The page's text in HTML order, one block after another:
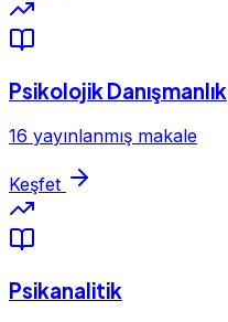
Psikolojik Danışmanlık
16 yayınlanmış makale
Keşfet
Psikanalitik